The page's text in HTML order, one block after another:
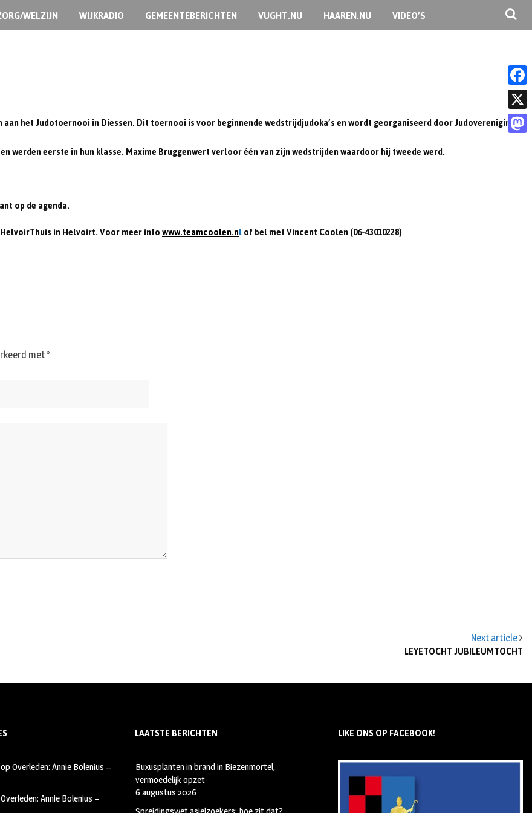
WELZIJN WIJKRADIO GEMEENTEBERICHTEN VUGHT.NU HAAREN.NU VIDEO’S
aan het Judotoernooi in Diessen. Dit toernooi is voor beginnende wedstrijdjudoka’s en wordt georganiseerd door Judovereniging
werden eerste in hun klasse. Maxime Bruggenwert verloor één van zijn wedstrijden waardoor hij tweede werd.
op de agenda.
in Helvoirt. Voor meer infowww.teamcoolen.nlof bel met Vincent Coolen (06-43010228)
Next article
LEYETOCHT JUBILEUMTOCHT
met *
opOverleden: Annie Bolenius –
Overleden: Annie Bolenius –
LAATSTE BERICHTEN
Buxusplanten in brand in Biezenmortel,
vermoedelijk opzet
6 augustus 2026
LIKE ONS OP FACEBOOK!
F
a
c
X